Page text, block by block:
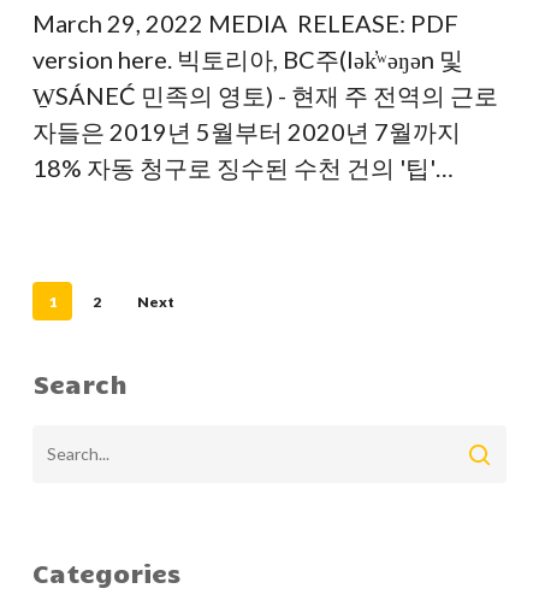
루
크
릭
센
터
달
의
을
March 29, 2022 MEDIA RELEASE: PDF
version here. 빅토리아, BC주(lək̓ʷəŋən 및
W̱SÁNEĆ 민족의 영토) - 현재 주 전역의 근로
자들은 2019년 5월부터 2020년 7월까지
18% 자동 청구로 징수된 수천 건의 '팁'…
1 2 Next
Search
Categories